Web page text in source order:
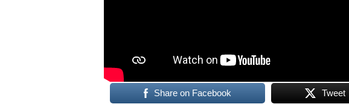
Share on Facebook Tweet